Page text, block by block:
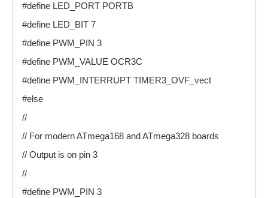
#define LED_PORT PORTB
#define LED_BIT 7
#define PWM_PIN 3
#define PWM_VALUE OCR3C
#define PWM_INTERRUPT TIMER3_OVF_vect
#else
//
// For modern ATmega168 and ATmega328 boards
// Output is on pin 3
//
#define PWM_PIN 3